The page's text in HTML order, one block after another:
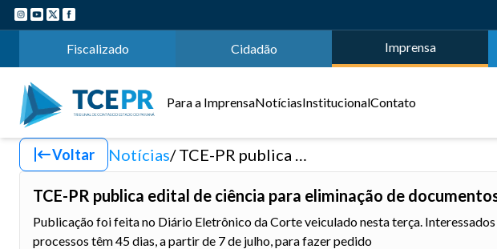
Fiscalizado Cidadão Imprensa
Para a ImprensaNotíciasInstitucionalContato
Voltar Notícias TCE-PR publica edital de ciência para eliminação de documentos físicos
TCE-PR publica edital de ciência para eliminação de
Publicação foi feita no Diário Eletrônico da Corte veiculado nesta terça.
processos têm 45 dias, a partir de 7 de julho, para fazer pedido